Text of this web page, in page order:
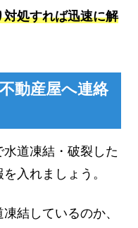
処すれば迅速に解
動産屋へ連絡
道凍結・破裂した
入れましょう。
結しているのか、